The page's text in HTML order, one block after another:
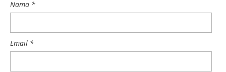
Nama *
Email *